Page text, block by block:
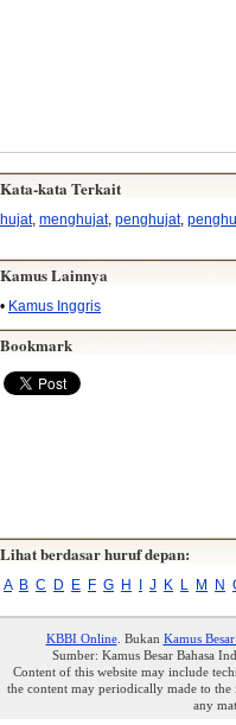
Kata-kata Terkait
hujat, menghujat, penghujat,
Kamus Lainnya
• Kamus Inggris
Bookmark
Lihat berdasar huruf depan:
A B C D E F G H J K L M N
KBBI Online. Bukan Kamus
Sumber: Kamus Besar Bahasa
Content of this website may include
the content may periodically made to
any